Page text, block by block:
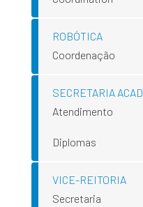
ROBÓTICA
Coordenação
SECRETARIA
Atendimento
Diplomas
VICE-REITORIA
Secretaria